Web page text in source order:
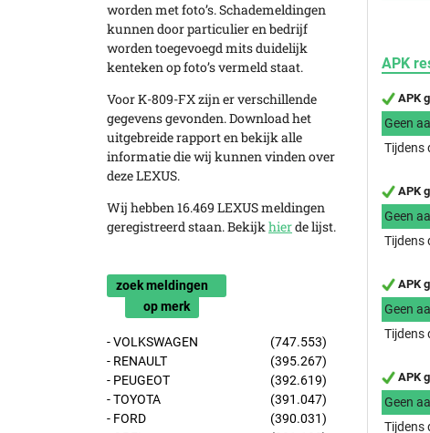
worden met foto’s. Schademeldingen
kunnen door particulier en bedrijf
worden toegevoegd mits duidelijk
kenteken op foto’s vermeld staat.
Voor K-809-FX zijn er verschillende
gegevens gevonden. Download het
uitgebreide rapport en bekijk alle
informatie die wij kunnen vinden over
deze LEXUS.
Wij hebben 16.469 LEXUS meldingen
geregistreerd staan. Bekijkhierde lijst.
zoek meldingen
op merk
- VOLKSWAGEN
(747.553)
- RENAULT
(395.267)
- PEUGEOT
(392.619)
- TOYOTA
(391.047)
- FORD
(390.031)
APK
APK
Geen
Tijdens
APK
Geen
Tijdens
APK
Geen
Tijdens
APK
Geen
Tijdens